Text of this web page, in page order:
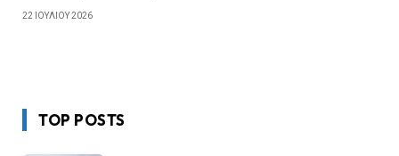
22 ΙΟΥΛΊΟΥ 2026
TOP POSTS